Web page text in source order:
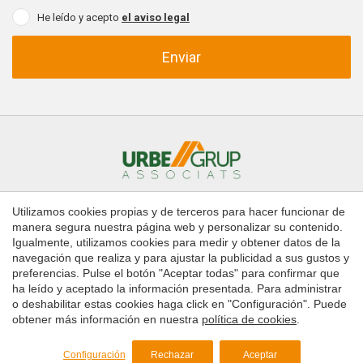
He leído y acepto el aviso legal
Enviar
Inicio Comprar
Alquilar
Administración de fincas
Contacto
Copyright © 2026 Urbe Grup Associats
Aviso legal
Política de Cookies
byiEstrategic
Utilizamos cookies propias y de terceros para hacer funcionar de
manera segura nuestra página web y personalizar su contenido.
Igualmente, utilizamos cookies para medir y obtener datos de la
navegación que realiza y para ajustar la publicidad a sus gustos y
preferencias. Pulse el botón "Aceptar todas" para confirmar que
ha leído y aceptado la información presentada. Para administrar
o deshabilitar estas cookies haga click en "Configuración". Puede
obtener más información en nuestra política de cookies
Configuración Rechazar Aceptar
Guardar configuración Aceptar todas